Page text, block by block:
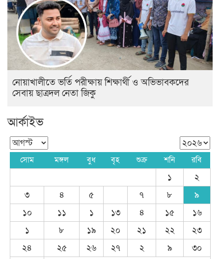
নোয়াখালীতে ভর্তি পরীক্ষায় শিক্ষার্থী ও অভিভাবকদের
সেবায় ছাত্রদল নেতা জিকু
আর্কাইভ
সোম মঙ্গল বুধ বৃহ শুক্র শনি রবি
১
২
৩
৪ ৫ ৭ ৮
৯
১০
১১ ১ ১৩ ৪ ১৫
১৬
১
৮ ১৯ ২০ ২১ ২২
২৩
২৪
২৫ ২৬ ২৭ ২ ৯
৩০